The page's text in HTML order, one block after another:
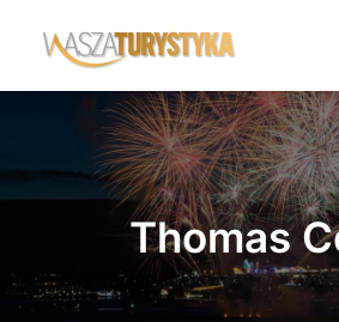
Księga wspomnień
Biura podróży
Noclegi
Polska
Thomas